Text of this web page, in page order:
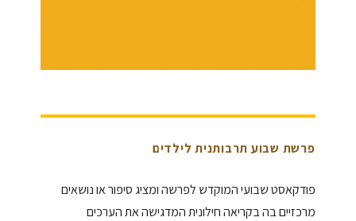
פרשת שבוע תרבותנית לילדים
פודקאסט שבועי המוקדש לפרשה ומציג סיפור או נושאים
מרכזיים בה בקריאה חילונית המדגישה את הערכים